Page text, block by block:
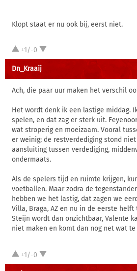
Klopt staat er nu ook bij, eerst niet.
+1/-0
Dn_Kraaij
Ach, die paar uur maken het verschil
Het wordt denk ik een lastige middag.
spelen, en dat zag er sterk uit.
wat stroperig en moeizaam. Vooral
er weinig; de restverdediging stond
aansluiting tussen verdediging,
ondermaats.
Als de spelers tijd en ruimte krijgen,
voetballen. Maar zodra de
hebben we het lastig, dat zagen we
Villa, Braga, AZ en nu in de eerste helft
Steijn wordt dan onzichtbaar, Valente
niet maken en komt dan nog net wat te
+1/-0